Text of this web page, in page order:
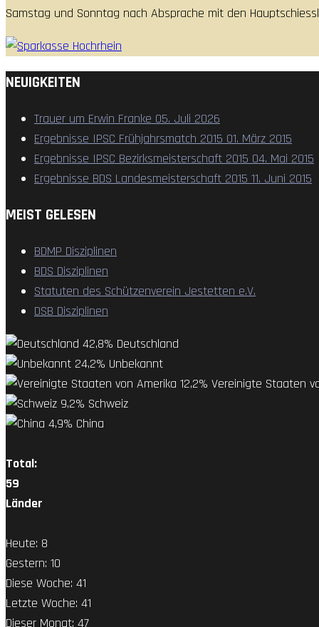
Samstag und Sonntag nach Absprache mit den
NEUIGKEITEN
Trauer um Erwin Franke 05. Juli 2026
Ergebnisse IPSC Frühjahrsmatch 2015 01. März 2015
Ergebnisse IPSC Bezirksmeisterschaft 2015 04. Mai 2015
Ergebnisse BDS Landesmeisterschaft 2015 11. Juni 2015
MEIST GELESEN
BDMP Disziplinen
BDS Disziplinen
Statuten des Schützenverein Jestetten e.V.
DSB Disziplinen
42,8% Deutschland
24,2% Unbekannt
12,2% Vereinigte Staaten
9,2% Schweiz
4,9% China
Total:
59
Länder
Heute: 8
Gestern: 10
Diese Woche: 41
Letzte Woche: 41
Dieser Monat: 47